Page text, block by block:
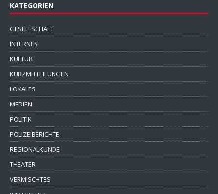
KATEGORIEN
GESELLSCHAFT
INTERNES
KULTUR
KURZMITTEILUNGEN
LOKALES
MEDIEN
POLITIK
POLIZEIBERICHTE
REGIONALKUNDE
THEATER
VERMISCHTES